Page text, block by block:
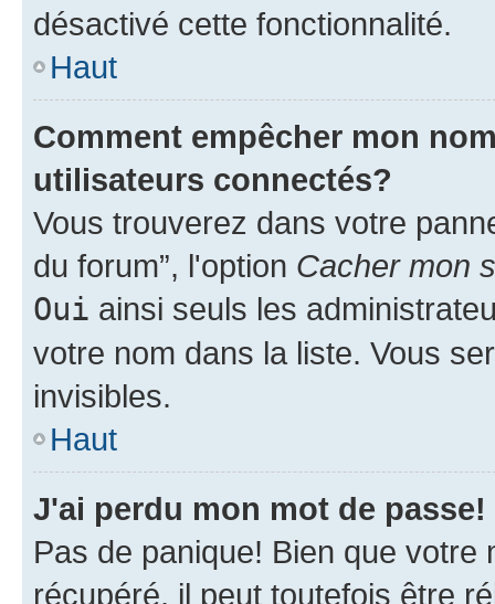
désactivé cette fonctionnalité.
Haut
Comment empêcher mon
utilisateurs connectés?
Vous trouverez dans votre
du forum”, l'option Cacher mon
Oui ainsi seuls les
votre nom dans la liste. Vous
invisibles.
Haut
J'ai perdu mon mot de passe!
Pas de panique! Bien que
récupéré, il peut toutefois être